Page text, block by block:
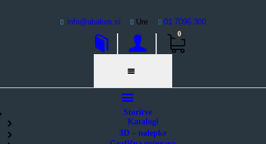
info@abakos.si Ure 01 7096 300
0
Storitve
Katalogi
3D – nalepke
Abakos | digitalni tisk
Grafični studio
O podjetju